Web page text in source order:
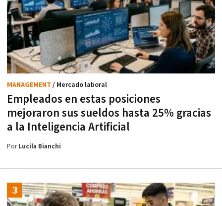
Empleados en estas posiciones
mejoraron sus sueldos hasta 25% gracias
a la Inteligencia Artificial
MANAGEMENT / Mercado laboral
PorLucila Bianchi